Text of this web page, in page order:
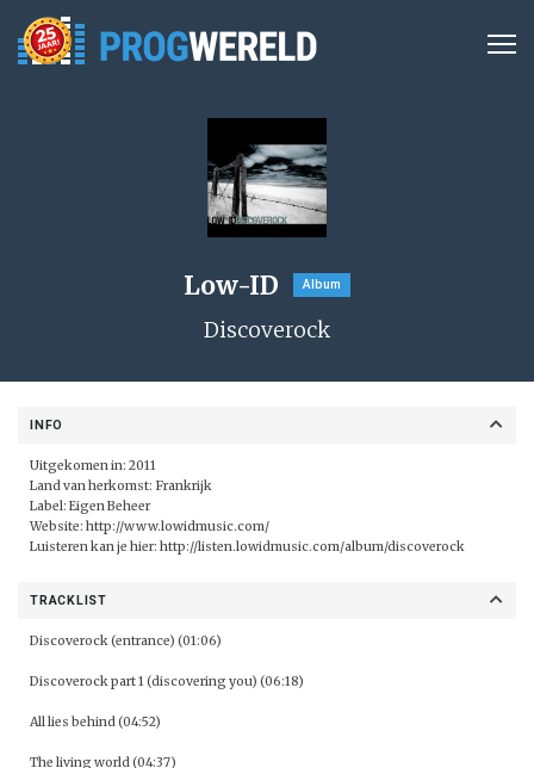
Low-ID Album
Discoverock
INFO
Uitgekomen in: 2011
Land van herkomst: Frankrijk
Label: Eigen Beheer
Website: http://www.lowidmusic.com/
Luisteren kan je hier: http://listen.lowidmusic.com/album/discoverock
TRACKLIST
Discoverock (entrance) (01:06)
Discoverock part 1 (discovering you) (06:18)
All lies behind (04:52)
The living world (04:37)